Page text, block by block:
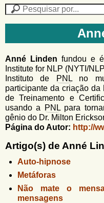
n
h
o
n
e
n
u
F
r
m
u
l
á
r
i
o
d
e
e
i
s
a
n
o
G
o
l
i
h
o
Anné Linden fundou e
Institute for NLP (NYTI/
Instituto de
PNLno
participante da criação da
de Treinamento e
usando a
PNLpara
gênio do Dr. Milton
Página do Autor: http://
Artigo(s) de Anné
Auto-hipnose
Metáforas
Não mate o
mensagens